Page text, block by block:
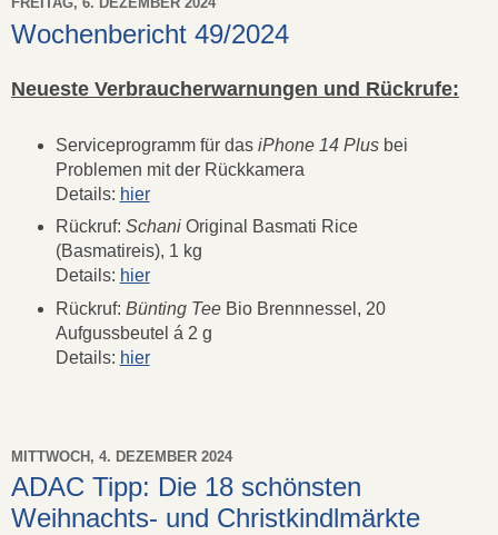
Wochenbericht 49/2024
Neueste Verbraucherwarnungen und Rückrufe:
Serviceprogramm für das iPhone 14 Plusbei
Problemen mit der Rückkamera
Details: hier
Rückruf: SchaniOriginal Basmati Rice
(Basmatireis), 1 kg
Details: hier
Rückruf: Bünting TeeBio Brennnessel, 20
Aufgussbeutel á 2 g
Details: hier
MITTWOCH, 4. DEZEMBER 2024
ADAC Tipp: Die 18 schönsten
Weihnachts- und Christkindlmärkte